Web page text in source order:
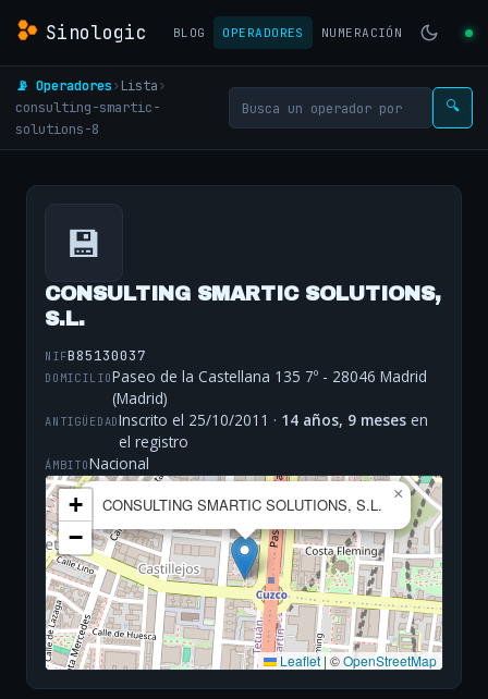
Sinologic BLOG OPERADORES NUMERACIÓN
📡 Operadores› Lista›
consulting-smartic-
solutions-8
🔍
💾
CONSULTING SMARTIC SOLUTIONS,
S.L.
NIFB85130037
DOMICILIOPaseo de la Castellana 135 7º - 28046 Madrid
(Madrid)
ANTIGÜEDADInscrito el 25/10/2011 · 14 años, 9 meses en
el registro
ÁMBITONacional
CONSULTING SMARTIC SOLUTIONS, S.L.
×
+
−
Leaflet | ©OpenStreetMap